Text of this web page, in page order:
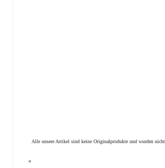
Alle unsere Artikel sind keine Originalprodukte und wurden
"